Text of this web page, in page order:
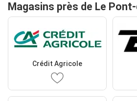
Magasins près de Le
Crédit Agricole